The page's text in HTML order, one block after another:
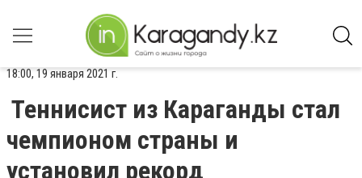
18:00, 19 января 2021 г.
Теннисист из Караганды стал
чемпионом страны и
установил рекорд